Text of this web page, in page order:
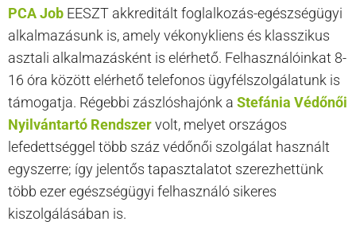
PCA Job EESZT akkreditált foglalkozás-egészségügyi
alkalmazásunk is, amely vékonykliens és klasszikus
asztali alkalmazásként is elérhető. Felhasználóinkat 8-
16 óra között elérhető telefonos ügyfélszolgálatunk is
támogatja. Régebbi zászlóshajónk a Stefánia Védőnői
Nyilvántartó Rendszervolt, melyet országos
lefedettséggel több száz védőnői szolgálat használt
egyszerre; így jelentős tapasztalatot szerezhettünk
több ezer egészségügyi felhasználó sikeres
kiszolgálásában is.